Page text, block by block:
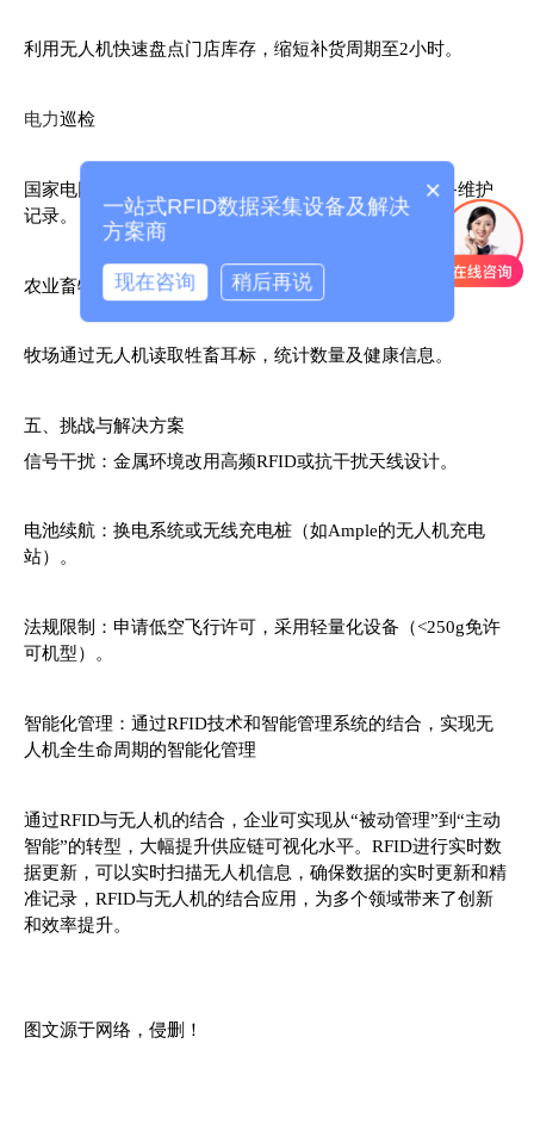
利用无人机快速盘点门店库存，缩短补货周期至2小时。
电力巡检
国家电网用无人机扫描输电塔上的RFID标签，追踪设备维护
记录。
农业畜牧
牧场通过无人机读取牲畜耳标，统计数量及健康信息。
五、挑战与解决方案
信号干扰：金属环境改用高频RFID或抗干扰天线设计。
电池续航：换电系统或无线充电桩（如Ample的无人机充电
站）。
法规限制：申请低空飞行许可，采用轻量化设备（<250g免许
可机型）。
智能化管理：通过RFID技术和智能管理系统的结合，实现无
人机全生命周期的智能化管理
通过RFID与无人机的结合，企业可实现从“被动管理”到“主动
智能”的转型，大幅提升供应链可视化水平。RFID进行实时数
据更新，可以实时扫描无人机信息，确保数据的实时更新和精
准记录，RFID与无人机的结合应用，为多个领域带来了创新
和效率提升。
图文源于网络，侵删！
×
一站式RFID数据采集设备及解决
方案商
现在咨询 稍后再说